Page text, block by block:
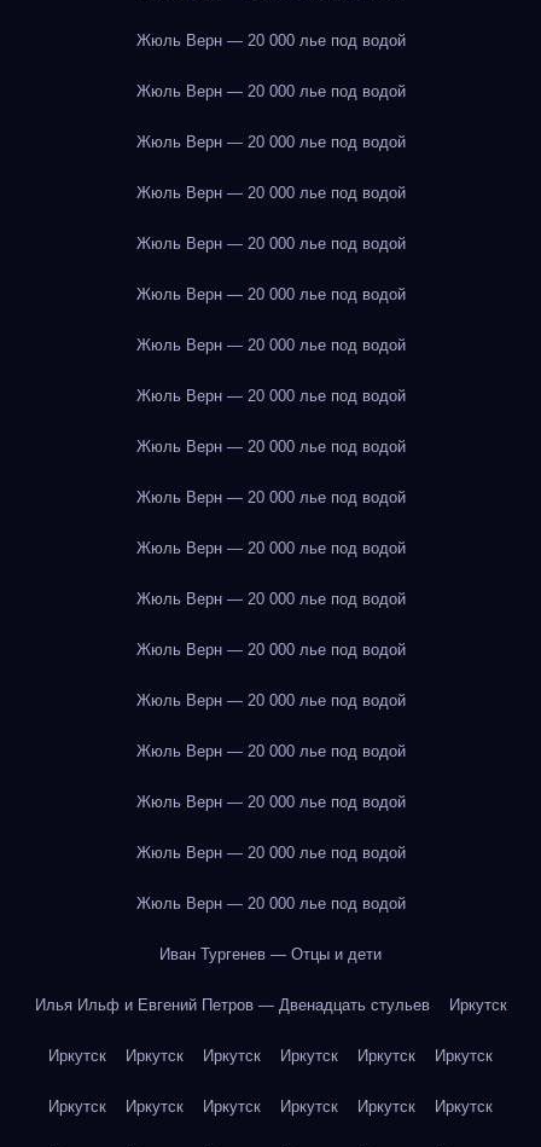
Жюль Верн — 20 000 лье под водой
Жюль Верн — 20 000 лье под водой
Жюль Верн — 20 000 лье под водой
Жюль Верн — 20 000 лье под водой
Жюль Верн — 20 000 лье под водой
Жюль Верн — 20 000 лье под водой
Жюль Верн — 20 000 лье под водой
Жюль Верн — 20 000 лье под водой
Жюль Верн — 20 000 лье под водой
Жюль Верн — 20 000 лье под водой
Жюль Верн — 20 000 лье под водой
Жюль Верн — 20 000 лье под водой
Жюль Верн — 20 000 лье под водой
Жюль Верн — 20 000 лье под водой
Жюль Верн — 20 000 лье под водой
Жюль Верн — 20 000 лье под водой
Жюль Верн — 20 000 лье под водой
Жюль Верн — 20 000 лье под водой
Иван Тургенев — Отцы и дети
Илья Ильф и Евгений Петров — Двенадцать стульев Иркутск
Иркутск Иркутск Иркутск Иркутск Иркутск Иркутск
Иркутск Иркутск Иркутск Иркутск Иркутск Иркутск